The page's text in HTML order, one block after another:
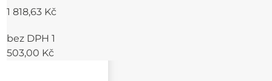
1 818,63 Kč
bez DPH 1
503,00 Kč